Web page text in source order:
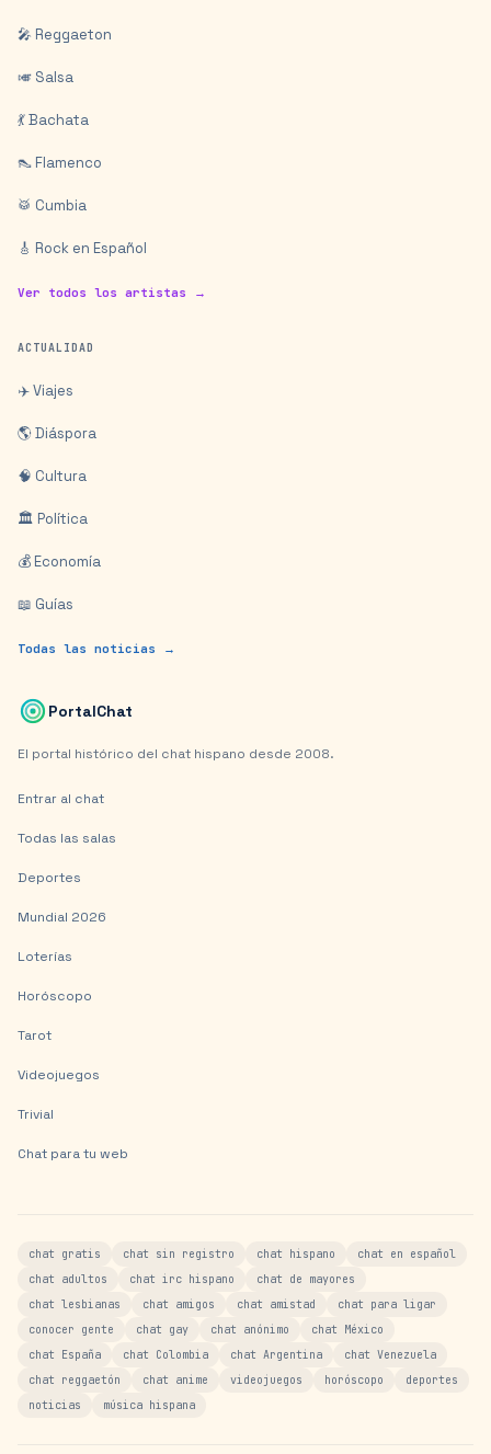
🎤 Reggaeton
🎺 Salsa
💃 Bachata
👠 Flamenco
🥁 Cumbia
🎸 Rock en Español
Ver todos los artistas →
ACTUALIDAD
✈️ Viajes
🌎 Diáspora
🧠 Cultura
🏛️ Política
💰 Economía
📖 Guías
Todas las noticias →
PortalChat
El portal histórico del chat hispano desde 2008.
Entrar al chat
Todas las salas
Deportes
Mundial 2026
Loterías
Horóscopo
Tarot
Videojuegos
Trivial
Chat para tu web
chat gratis chat sin registro chat hispano
chat en español
chat adultos
chat irc hispano
chat de mayores
chat lesbianas
chat amigos chat amistad
chat para ligar
conocer gente
chat gay chat anónimo
chat México
chat España
chat Colombia chat Argentina
chat Venezuela
chat reggaetón
chat anime videojuegos horóscopo
deportes
noticias
música hispana